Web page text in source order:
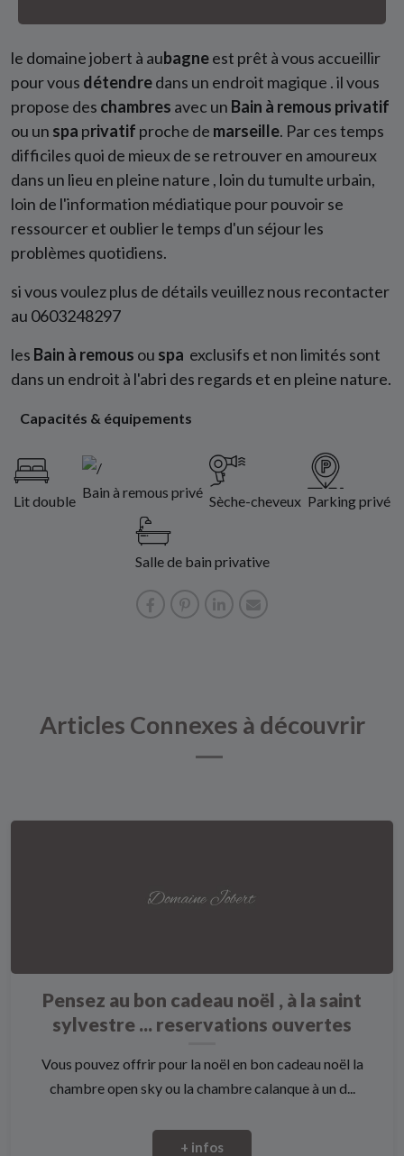
le domaine jobert à aubagneest prêt à vous accueillir
pour vous détendredans un endroit magique . il vous
propose des chambres avec un Bain à remous privatif
ou un spa privatif proche de marseille. Par ces temps
difficiles quoi de mieux de se retrouver en amoureux
dans un lieu en pleine nature , loin du tumulte urbain,
loin de l'information médiatique pour pouvoir se
ressourcer et oublier le temps d'un séjour les
problèmes quotidiens.
si vous voulez plus de détails veuillez nous recontacter
au 0603248297
les Bain à remous ou spa exclusifs et non limités sont
dans un endroit à l'abri des regards et en pleine nature.
Capacités & équipements
Lit double
Bain à remous privé
Sèche-cheveux Parking privé
Salle de bain privative
Articles Connexes à découvrir
Pensez au bon cadeau noël , à la saint
sylvestre ... reservations ouvertes
Vous pouvez offrir pour la noël en bon cadeau noël la
chambre open sky ou la chambre calanque à un d...
+ infos